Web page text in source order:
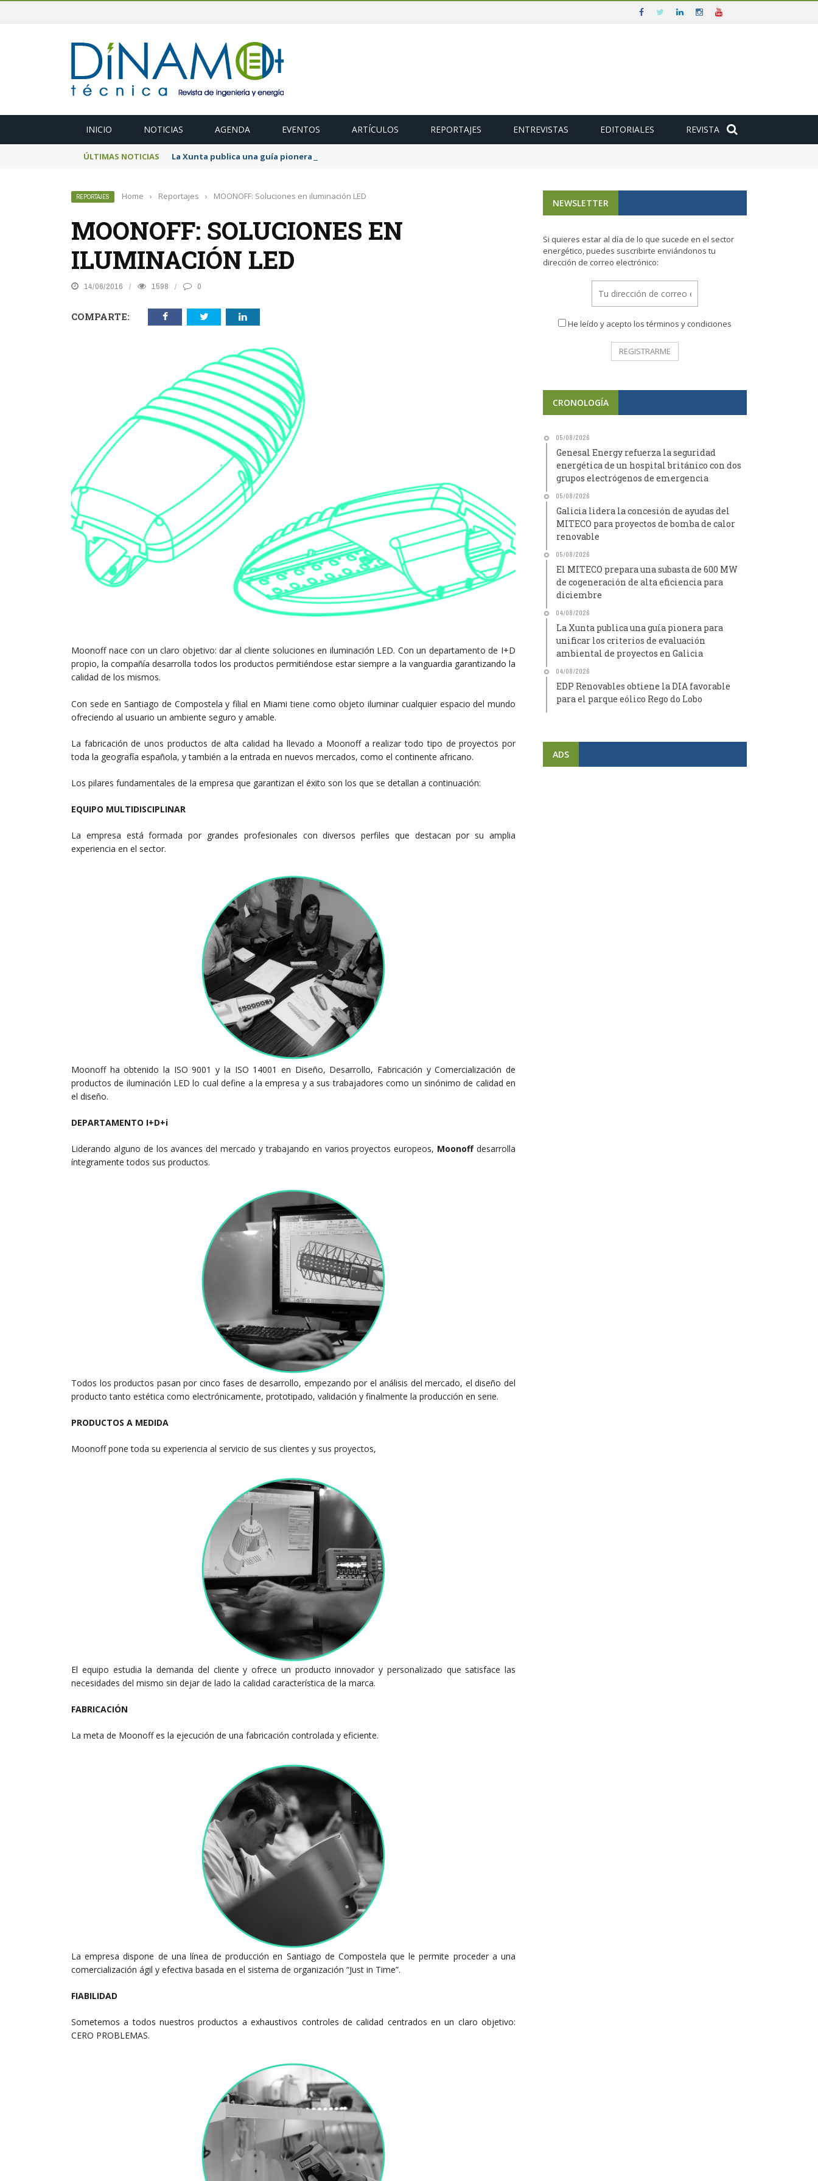
INICIO NOTICIAS AGENDA EVENTOS ARTÍCULOS REPORTAJES ENTREVISTAS EDITORIALES REVISTA
ÚLTIMAS NOTICIAS La Xunta publica una guía pionera para unificar los criterios de evaluación ambiental de proyectos en Galicia
REPORTAJES Home › Reportajes › MOONOFF: Soluciones en iluminación LED
MOONOFF: SOLUCIONES EN
ILUMINACIÓN LED
14/06/2016 1598 0
COMPARTE:
Moonoff nace con un claro objetivo: dar al cliente soluciones en iluminación LED. Con un departamento de I+D
propio, la compañía desarrolla todos los productos permitiéndose estar siempre a la vanguardia garantizando la
calidad de los mismos.
Con sede en Santiago de Compostela y filial en Miami tiene como objeto iluminar cualquier espacio del mundo
ofreciendo al usuario un ambiente seguro y amable.
La fabricación de unos productos de alta calidad ha llevado a Moonoff a realizar todo tipo de proyectos por
toda la geografía española, y también a la entrada en nuevos mercados, como el continente africano.
Los pilares fundamentales de la empresa que garantizan el éxito son los que se detallan a continuación:
EQUIPO MULTIDISCIPLINAR
La empresa está formada por grandes profesionales con diversos perfiles que destacan por su amplia
experiencia en el sector.
Moonoff ha obtenido la ISO 9001 y la ISO 14001 en Diseño, Desarrollo, Fabricación y Comercialización de
productos de iluminación LED lo cual define a la empresa y a sus trabajadores como un sinónimo de calidad en
el diseño.
DEPARTAMENTO I+D+i
Liderando alguno de los avances del mercado y trabajando en varios proyectos europeos, Moonoffdesarrolla
íntegramente todos sus productos.
Todos los productos pasan por cinco fases de desarrollo, empezando por el análisis del mercado, el diseño del
producto tanto estética como electrónicamente, prototipado, validación y finalmente la producción en serie.
PRODUCTOS A MEDIDA
Moonoff pone toda su experiencia al servicio de sus clientes y sus proyectos,
El equipo estudia la demanda del cliente y ofrece un producto innovador y personalizado que satisface las
necesidades del mismo sin dejar de lado la calidad característica de la marca.
FABRICACIÓN
La meta de Moonoff es la ejecución de una fabricación controlada y eficiente.
La empresa dispone de una línea de producción en Santiago de Compostela que le permite proceder a una
comercialización ágil y efectiva basada en el sistema de organización “Just in Time”.
FIABILIDAD
Sometemos a todos nuestros productos a exhaustivos controles de calidad centrados en un claro objetivo:
CERO PROBLEMAS.
NEWSLETTER
Si quieres estar al día de lo que sucede en el sector
energético, puedes suscribirte enviándonos tu
dirección de correo electrónico:
He leído y acepto los términos y condiciones
CRONOLOGÍA
05/08/2026
Genesal Energy refuerza la seguridad
energética de un hospital británico con dos
grupos electrógenos de emergencia
05/08/2026
Galicia lidera la concesión de ayudas del
MITECO para proyectos de bomba de calor
renovable
05/08/2026
El MITECO prepara una subasta de 600 MW
de cogeneración de alta eficiencia para
diciembre
04/08/2026
La Xunta publica una guía pionera para
unificar los criterios de evaluación
ambiental de proyectos en Galicia
04/08/2026
EDP Renovables obtiene la DIA favorable
para el parque eólico Rego do Lobo
ADS